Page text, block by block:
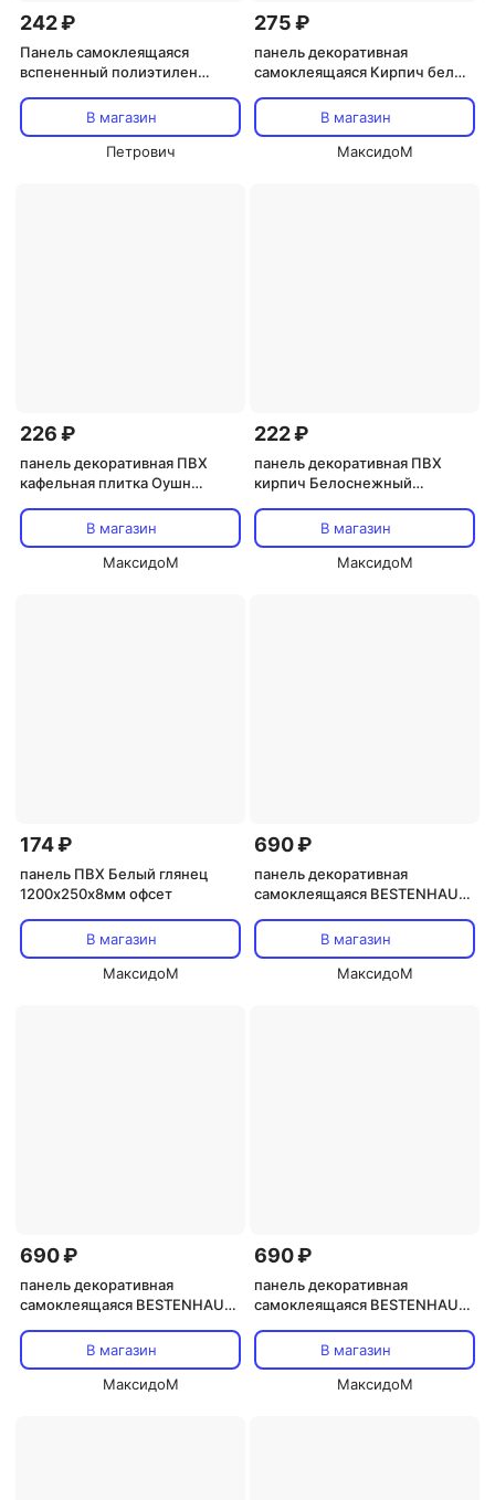
242 ₽
Панель самоклеящаяся
вспененный полиэтилен
белый 0,539 кв.м
В магазин
Петрович
275 ₽
панель декоративная
самоклеящаяся Кирпич белый
В магазин
МаксидоМ
226 ₽
панель декоративная ПВХ
кафельная плитка Оушн
В магазин
МаксидоМ
222 ₽
панель декоративная ПВХ
кирпич Белоснежный
В магазин
МаксидоМ
174 ₽
панель ПВХ Белый глянец
1200х250х8мм офсет
В магазин
МаксидоМ
690 ₽
панель декоративная
самоклеящаяся BESTENHAUS
В магазин
МаксидоМ
690 ₽
панель декоративная
самоклеящаяся BESTENHAUS
В магазин
МаксидоМ
690 ₽
панель декоративная
самоклеящаяся BESTENHAUS
В магазин
МаксидоМ